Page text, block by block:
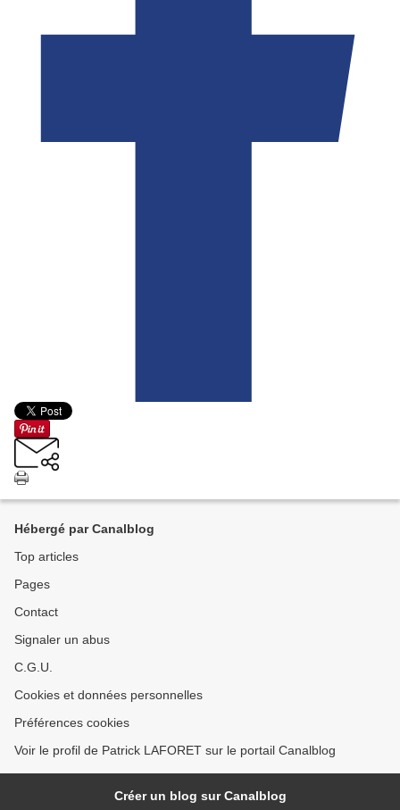
Hébergé par Canalblog
Top articles
Pages
Contact
Signaler un abus
C.G.U.
Cookies et données personnelles
Préférences cookies
Voir le profil de Patrick LAFORET sur le portail Canalblog
Créer un blog sur Canalblog